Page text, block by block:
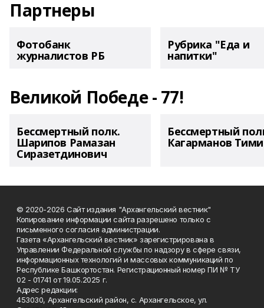
Партнеры
Фотобанк
журналистов РБ
Рубрика "Еда и
напитки"
Великой Победе - 77!
Бессмертный полк.
Шарипов Рамазан
Сиразетдинович
Бессмертный
Кагарманов
© 2020-2026 Сайт издания "Архангельский вестник"
Копирование информации сайта разрешено только с
письменного согласия администрации.
Газета «Архангельский вестник» зарегистрирована в
Управлении Федеральной службы по надзору в сфере связи,
информационных технологий и массовых коммуникаций по
Республике Башкортостан. Регистрационный номер ПИ № ТУ
02 - 01741 от 19.05.2025 г.
Адрес редакции:
453030, Архангельский район, с. Архангельское, ул.